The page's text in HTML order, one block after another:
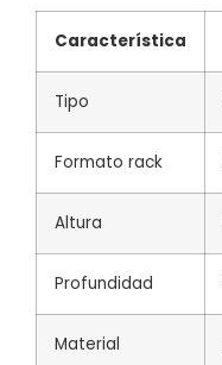
Característica
Tipo
Formato rack
Altura
Profundidad
Material